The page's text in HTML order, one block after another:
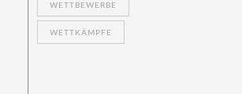
WETTBEWERBE
WETTKÄMPFE